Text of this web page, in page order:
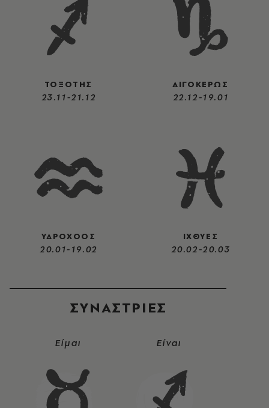
ΤΟΞΟΤΗΣ
23.11-21.12
ΑΙΓΟΚΕΡΩΣ
22.12-19.01
ΥΔΡΟΧΟΟΣ
20.01-19.02
ΙΧΘΥΕΣ
20.02-20.03
ΣΥΝΑΣΤΡIΕΣ
Είμαι Είναι